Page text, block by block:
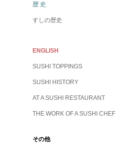
歴 史
すしの歴史
ENGLISH
SUSHI TOPPINGS
SUSHI HISTORY
AT A SUSHI RESTAURANT
THE WORK OF A SUSHI CHEF
その他